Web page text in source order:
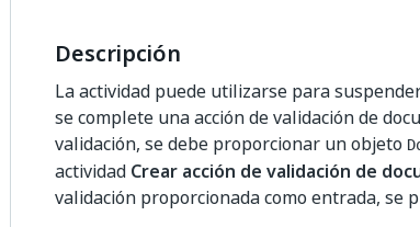
Descripción
La actividad puede utilizarse para
se complete una acción de validación de
validación, se debe proporcionar un objeto
actividad Crear acción de validación de
validación proporcionada como entrada, se